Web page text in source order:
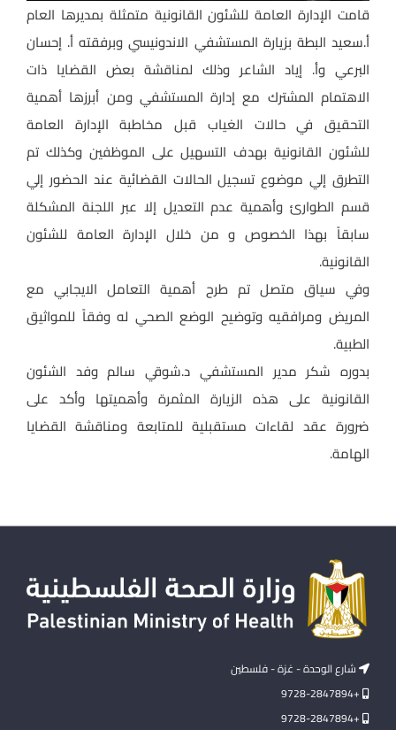
قامت الإدارة العامة للشئون القانونية متمثلة بمديرها العام
أ.سعيد البطة بزيارة المستشفي الاندونيسي وبرفقته أ. إحسان
البرعي وأ. إياد الشاعر وذلك لمناقشة بعض القضايا ذات
الاهتمام المشترك مع إدارة المستشفي ومن أبرزها أهمية
التحقيق في حالات الغياب قبل مخاطبة الإدارة العامة
للشئون القانونية بهدف التسهيل على الموظفين وكذلك تم
التطرق إلي موضوع تسجيل الحالات القضائية عند الحضور إلي
قسم الطوارئ وأهمية عدم التعديل إلا عبر اللجنة المشكلة
سابقاً بهذا الخصوص و من خلال الإدارة العامة للشئون
القانونية.
وفي سياق متصل تم طرح أهمية التعامل الايجابي مع
المريض ومرافقيه وتوضيح الوضع الصحي له وفقاً للمواثيق
الطبية.
بدوره شكر مدير المستشفي د.شوقي سالم وفد الشئون
القانونية على هذه الزيارة المثمرة وأهميتها وأكد على
ضرورة عقد لقاءات مستقبلية للمتابعة ومناقشة القضايا
الهامة.
شارع الوحدة - غزة - فلسطين
+9728-2847894
+9728-2847894